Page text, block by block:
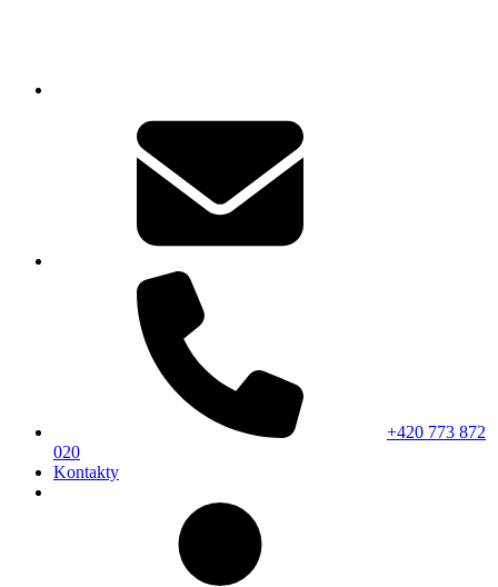
+420 773 872
020
Kontakty